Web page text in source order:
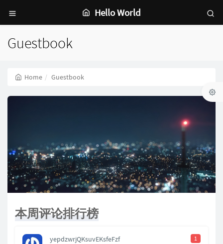
Hello World
Guestbook
Home Guestbook
本周评论排行榜
1
yepdzwrjQKsuvEKsfeFzf